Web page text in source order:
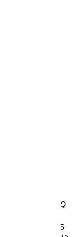
Չ
5